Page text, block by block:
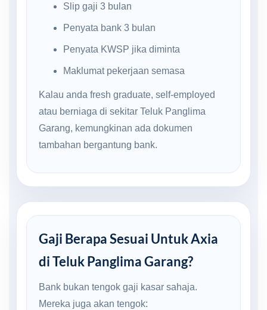
Slip gaji 3 bulan
Penyata bank 3 bulan
Penyata KWSP jika diminta
Maklumat pekerjaan semasa
Kalau anda fresh graduate, self-employed
atau berniaga di sekitar Teluk Panglima
Garang, kemungkinan ada dokumen
tambahan bergantung bank.
Gaji Berapa Sesuai Untuk Axia
di Teluk Panglima Garang?
Bank bukan tengok gaji kasar sahaja.
Mereka juga akan tengok: